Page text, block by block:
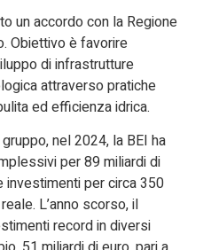
un accordo con la Regione
Obiettivo è favorire
di infrastrutture
attraverso pratiche
ed efficienza idrica.
nel 2024, la BEI ha
per 89 miliardi di
investimenti per circa 350
L’anno scorso, il
record in diversi